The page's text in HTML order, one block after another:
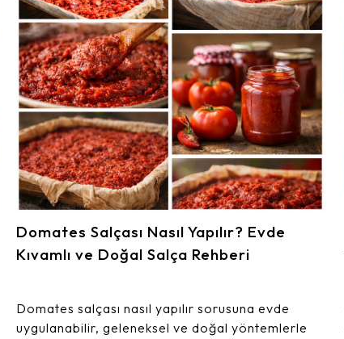
Domates Salçası Nasıl Yapılır? Evde
Kıvamlı ve Doğal Salça Rehberi
Domates salçası nasıl yapılır sorusuna evde
uygulanabilir, geleneksel ve doğal yöntemlerle